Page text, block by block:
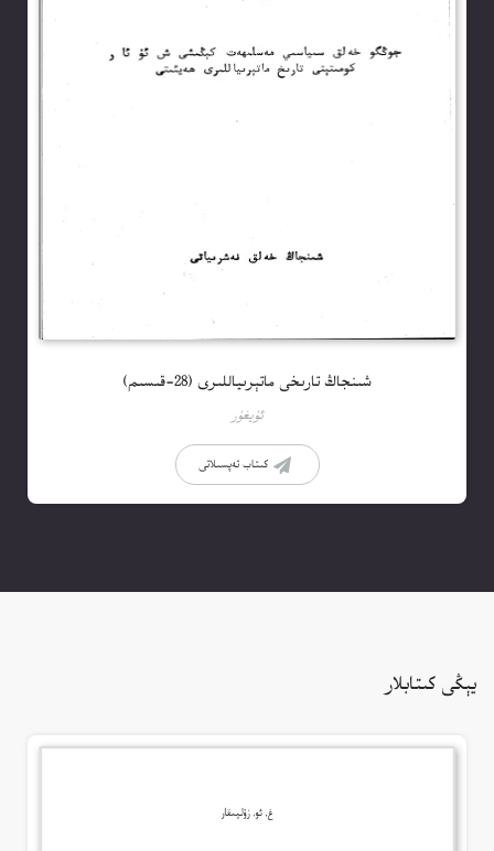
شىنجاڭ تارىخى ماتېرىياللىرى (28-قىسىم)
ئۇيغۇر
كىتاب تەپسىلاتى
يېڭى كىتابلار